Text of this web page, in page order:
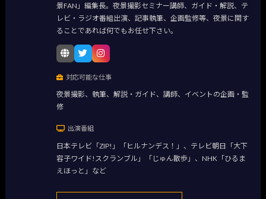
景FAN」編集長。夜景撮影セミナー講師、ガイド・解説、テ
レビ・ラジオ番組出演、記事執筆、企画監修等、夜景に関す
ることであれば何でもお任せ下さい。
対応可能な仕事
夜景撮影、執筆、解説・ガイド、講師、イベントの企画・監
修
出演番組
日本テレビ「ZIP!」「ヒルナンデス！」、テレビ朝日「大下
容子ワイド!スクランブル」「じゅん散歩」、NHK「ひるま
えほっと」など